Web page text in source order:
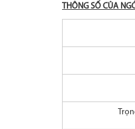
THÔNG SỐ CỦA